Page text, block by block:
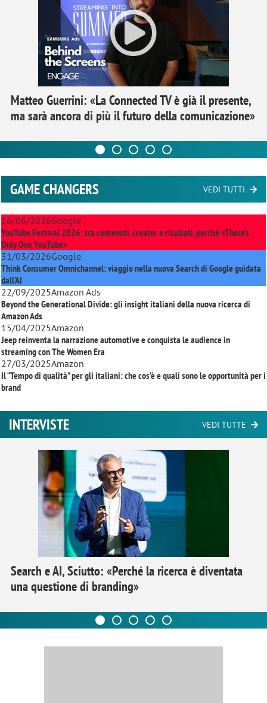
Matteo Guerrini: «La Connected TV è già il presente,
ma sarà ancora di più il futuro della comunicazione»
GAME CHANGERS VEDI TUTTI
16/06/2026Google
YouTube Festival 2026: tra contenuti, creator e risultati, perché «There’s
Only One YouTube»
31/03/2026Google
Think Consumer Omnichannel: viaggio nella nuova Search di Google guidata
dall'AI
22/09/2025Amazon Ads
Beyond the Generational Divide: gli insight italiani della nuova ricerca di
Amazon Ads
15/04/2025Amazon
Jeep reinventa la narrazione automotive e conquista le audience in
streaming conThe Women Era
27/03/2025Amazon
Il “Tempo di qualità” per gli italiani: che cos’è e quali sono le opportunità per i
brand
INTERVISTE VEDI TUTTE
Search e AI, Sciutto: «Perché la ricerca è diventata
una questione di branding»